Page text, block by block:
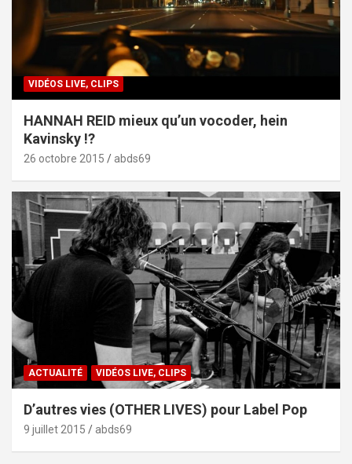
VIDÉOS LIVE, CLIPS
HANNAH REID mieux qu’un vocoder, hein
Kavinsky !?
26 octobre 2015 abds69
ACTUALITÉ VIDÉOS LIVE, CLIPS
D’autres vies (OTHER LIVES) pour Label Pop
9 juillet 2015 abds69